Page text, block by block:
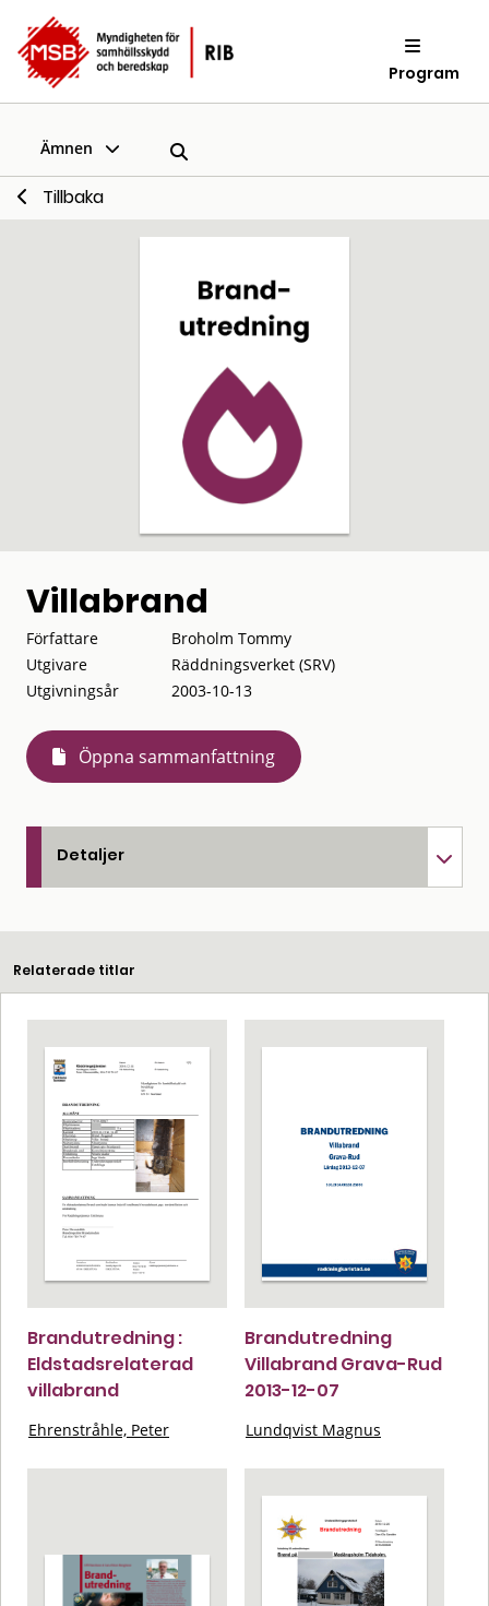
Program
Ämnen
Tillbaka
Villabrand
Författare
Broholm Tommy
Utgivare
Räddningsverket (SRV)
Utgivningsår
2003-10-13
Öppna sammanfattning
Detaljer
Relaterade titlar
Brandutredning :
Eldstadsrelaterad
villabrand
Ehrenstråhle, Peter
Brandutredning
Villabrand Grava-Rud
2013-12-07
Lundqvist Magnus